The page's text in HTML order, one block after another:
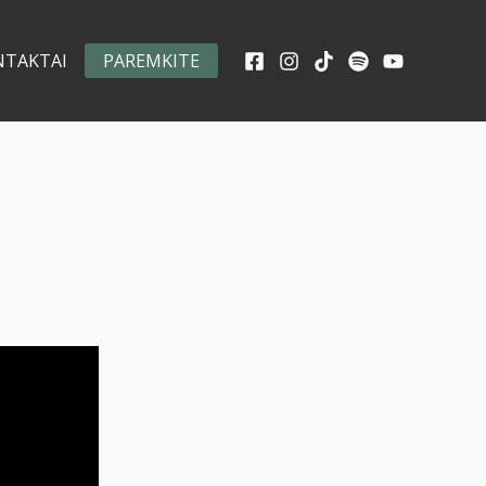
PAREMKITE